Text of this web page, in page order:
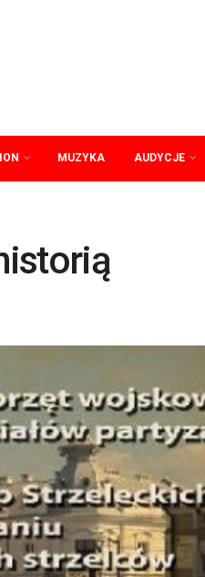
MUZYKA AUDYCJE